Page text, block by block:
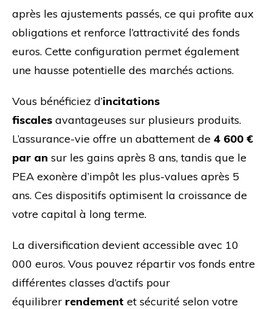
après les ajustements passés, ce qui profite aux
obligations et renforce l’attractivité des fonds
euros. Cette configuration permet également
une hausse potentielle des marchés actions.
Vous bénéficiez d’incitations
fiscales avantageuses sur plusieurs produits.
L’assurance-vie offre un abattement de 4 600 €
par an sur les gains après 8 ans, tandis que le
PEA exonère d’impôt les plus-values après 5
ans. Ces dispositifs optimisent la croissance de
votre capital à long terme.
La diversification devient accessible avec 10
000 euros. Vous pouvez répartir vos fonds entre
différentes classes d’actifs pour
équilibrer rendement et sécurité selon votre